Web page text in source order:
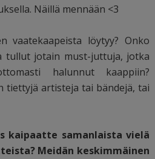
Näillä mennään <3
vaatekaapeista löytyy? Onko
tullut jotain must-juttuja, jotka
halunnut kaappiin?
tiettyjä artisteja tai bändejä, tai
kaipaatte samanlaista vielä
Meidän keskimmäinen